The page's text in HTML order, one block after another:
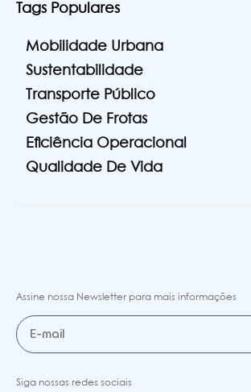
Tags Populares
Mobilidade Urbana
Sustentabilidade
Transporte Público
Gestão De Frotas
Eficiência Operacional
Qualidade De Vida
Assine nossa Newsletter para mais informações
Siga nossas redes sociais